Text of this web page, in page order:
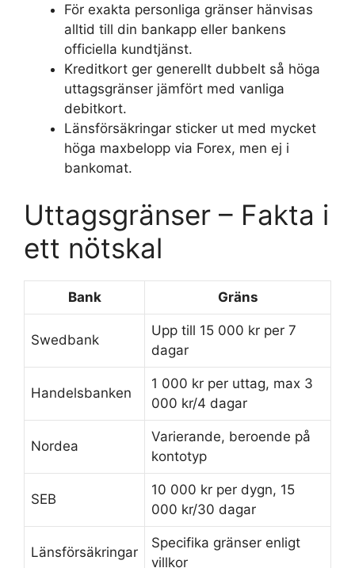
För exakta personliga gränser hänvisas
alltid till din bankapp eller bankens
officiella kundtjänst.
Kreditkort ger generellt dubbelt så höga
uttagsgränser jämfört med vanliga
debitkort.
Länsförsäkringar sticker ut med mycket
höga maxbelopp via Forex, men ej i
bankomat.
Uttagsgränser – Fakta i
ett nötskal
Bank Gräns
Swedbank
Upp till 15 000 kr per 7
dagar
Handelsbanken
1 000 kr per uttag, max 3
000 kr/4 dagar
Nordea
Varierande, beroende på
kontotyp
SEB
10 000 kr per dygn, 15
000 kr/30 dagar
Länsförsäkringar
Specifika gränser enligt
villkor